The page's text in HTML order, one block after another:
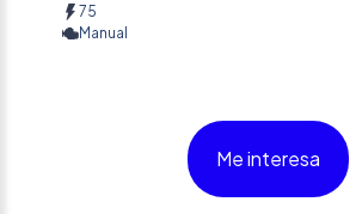
75
Manual
Me interesa